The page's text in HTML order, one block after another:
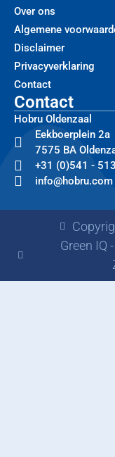
Over ons
Algemene
Disclaimer
Privacyverklaring
Contact
Contact
Hobru Oldenzaal
Eekboerplein 2a
7575 BA
+31 (0)541 -
info@hobru.com
Green IQ